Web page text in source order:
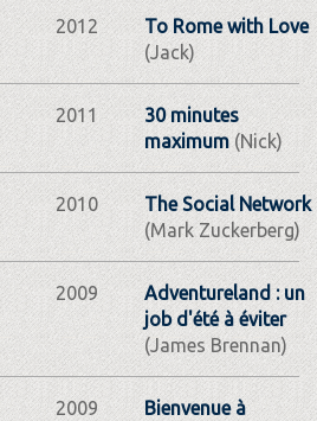
2012
To Rome with Love
(Jack)
2011
30 minutes
maximum(Nick)
2010
The Social Network
(Mark Zuckerberg)
2009
Adventureland : un
job d'été à éviter
(James Brennan)
2009
Bienvenue à